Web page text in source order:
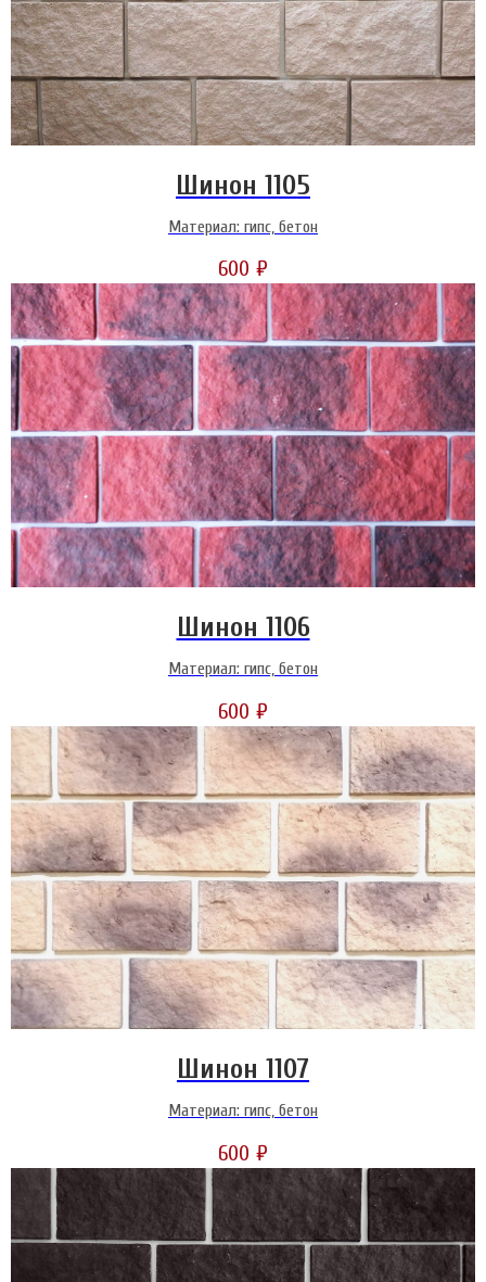
Шинон 1105
Материал: гипс, бетон
600 ₽
Шинон 1106
Материал: гипс, бетон
600 ₽
Шинон 1107
Материал: гипс, бетон
600 ₽